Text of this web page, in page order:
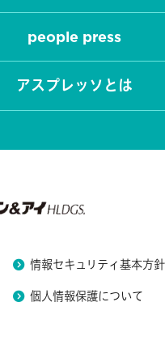
people press
アスプレッソとは
情報セキュリティ基本方針
個人情報保護について